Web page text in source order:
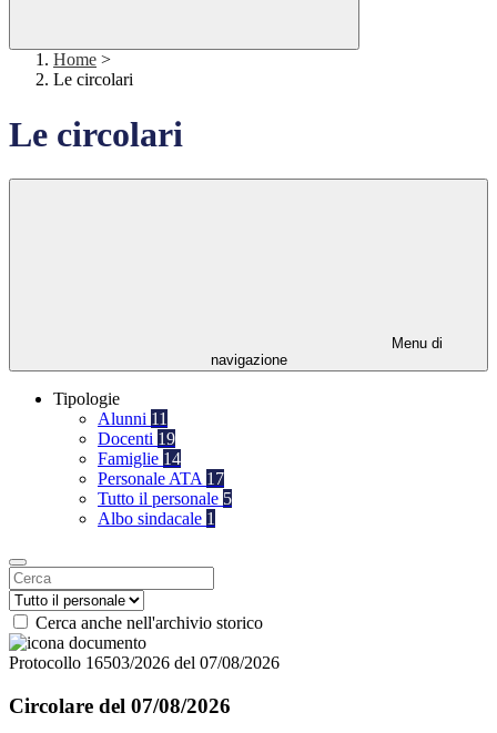
Home >
Le circolari
Le circolari
Menu di
navigazione
Tipologie
Alunni 11
Docenti 19
Famiglie 14
Personale ATA 17
Tutto il personale 5
Albo sindacale 1
Cerca anche nell'archivio storico
Protocollo 16503/2026 del 07/08/2026
Circolare del 07/08/2026